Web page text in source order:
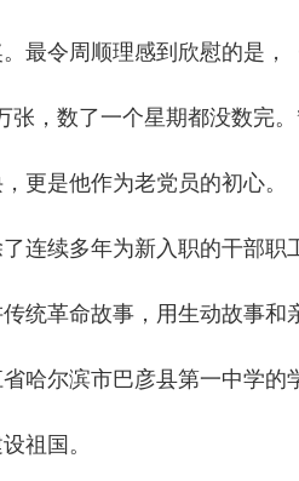
最令周顺理感到欣慰的是，
数了一个星期都没数完。”
是他作为老党员的初心。
续多年为新入职的干部职
统革命故事，用生动故事和
哈尔滨市巴彦县第一中学的
祖国。